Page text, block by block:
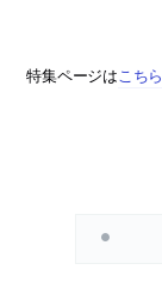
特集ページはこちら